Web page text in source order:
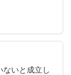
ないと成立し